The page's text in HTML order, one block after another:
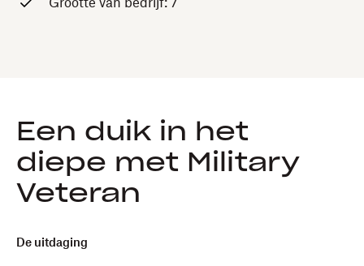
Grootte van bedrijf: 7
Een duik in het
diepe met Military
Veteran
De uitdaging